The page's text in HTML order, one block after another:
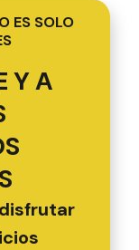
ES SOLO
Y A